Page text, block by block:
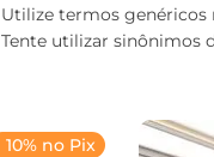
Utilize termos genéricos
Tente utilizar sinônimos
10% no Pix